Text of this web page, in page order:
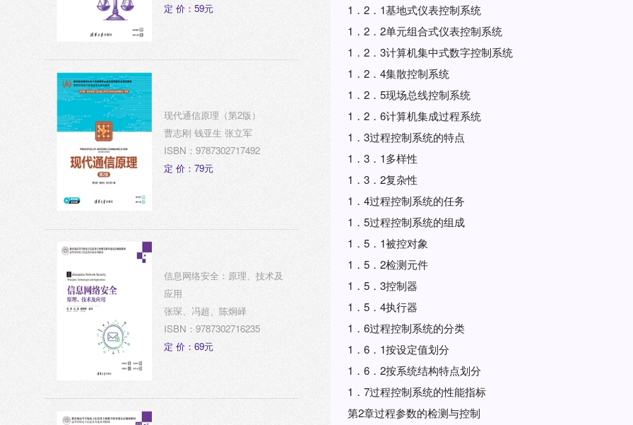
1．2．1基地式仪表控制系统
1．2．2单元组合式仪表控制系统
1．2．3计算机集中式数字控制系统
1．2．4集散控制系统
1．2．5现场总线控制系统
1．2．6计算机集成过程系统
1．3过程控制系统的特点
1．3．1多样性
1．3．2复杂性
1．4过程控制系统的任务
1．5过程控制系统的组成
1．5．1被控对象
1．5．2检测元件
1．5．3控制器
1．5．4执行器
1．6过程控制系统的分类
1．6．1按设定值划分
1．6．2按系统结构特点划分
1．7过程控制系统的性能指标
第2章过程参数的检测与控制
定 价：59元
现代通信原理（第2版）
曹志刚 钱亚生 张立军
ISBN：9787302717492
定 价：79元
信息网络安全：原理、技术及
应用
张琛、冯超、陈炯峄
ISBN：9787302716235
定 价：69元